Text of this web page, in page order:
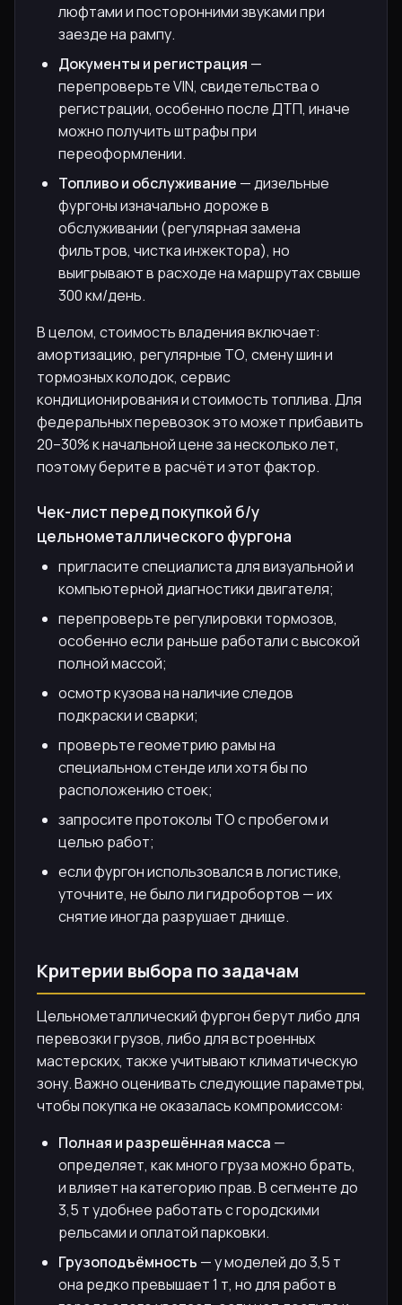
люфтами и посторонними звуками при
заезде на рампу.
Документы и регистрация —
перепроверьте VIN, свидетельства о
регистрации, особенно после ДТП, иначе
можно получить штрафы при
переоформлении.
Топливо и обслуживание — дизельные
фургоны изначально дороже в
обслуживании (регулярная замена
фильтров, чистка инжектора), но
выигрывают в расходе на маршрутах свыше
300 км/день.
В целом, стоимость владения включает:
амортизацию, регулярные ТО, смену шин и
тормозных колодок, сервис
кондиционирования и стоимость топлива. Для
федеральных перевозок это может прибавить
20–30% к начальной цене за несколько лет,
поэтому берите в расчёт и этот фактор.
Чек-лист перед покупкой б/у
цельнометаллического фургона
пригласите специалиста для визуальной и
компьютерной диагностики двигателя;
перепроверьте регулировки тормозов,
особенно если раньше работали с высокой
полной массой;
осмотр кузова на наличие следов
подкраски и сварки;
проверьте геометрию рамы на
специальном стенде или хотя бы по
расположению стоек;
запросите протоколы ТО с пробегом и
целью работ;
если фургон использовался в логистике,
уточните, не было ли гидробортов — их
снятие иногда разрушает днище.
Критерии выбора по задачам
Цельнометаллический фургон берут либо для
перевозки грузов, либо для встроенных
мастерских, также учитывают климатическую
зону. Важно оценивать следующие параметры,
чтобы покупка не оказалась компромиссом:
Полная и разрешённая масса —
определяет, как много груза можно брать,
и влияет на категорию прав. В сегменте до
3,5 т удобнее работать с городскими
рельсами и оплатой парковки.
Грузоподъёмность — у моделей до 3,5 т
она редко превышает 1 т, но для работ в